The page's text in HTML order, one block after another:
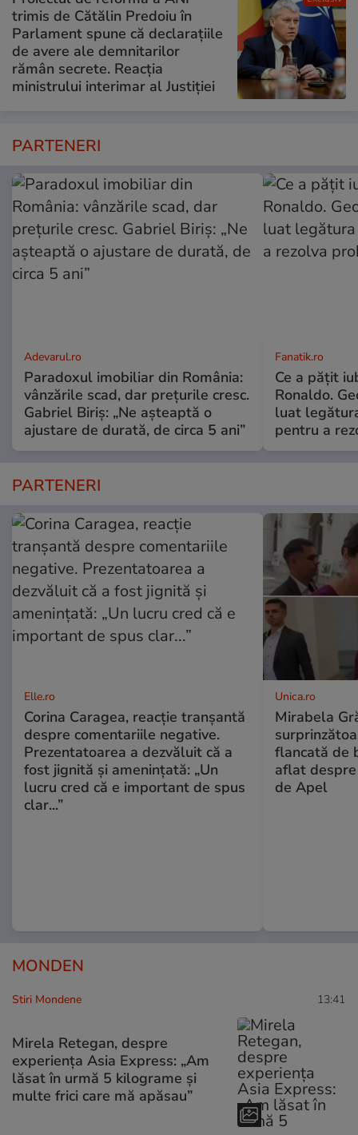
trimis de Cătălin Predoiu în
Parlament spune că declarațiile
de avere ale demnitarilor
rămân secrete. Reacția
ministrului interimar al Justiției
PARTENERI
Adevarul.ro
Paradoxul imobiliar din România:
vânzările scad, dar prețurile cresc.
Gabriel Biriș: „Ne așteaptă o
ajustare de durată, de circa 5 ani”
Fanatik.ro
Ce a pățit
Ronaldo.
luat
pentru a
PARTENERI
Elle.ro
Corina Caragea, reacție tranșantă
despre comentariile negative.
Prezentatoarea a dezvăluit că a
fost jignită și amenințată: „Un
lucru cred că e important de spus
clar...”
Unica.ro
Mirabela
flancată de
aflat
de Apel
MONDEN
Stiri Mondene 13:41
Mirela Retegan, despre
experiența Asia Express: „Am
lăsat în urmă 5 kilograme și
multe frici care mă apăsau”